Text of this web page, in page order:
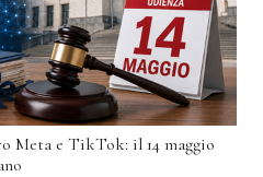
Meta e TikTok: il 14 maggio